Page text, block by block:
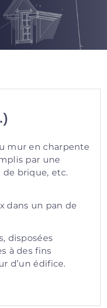
mur en charpente
par une
brique, etc.
dans un pan de
disposées
à des fins
d’un édifice.